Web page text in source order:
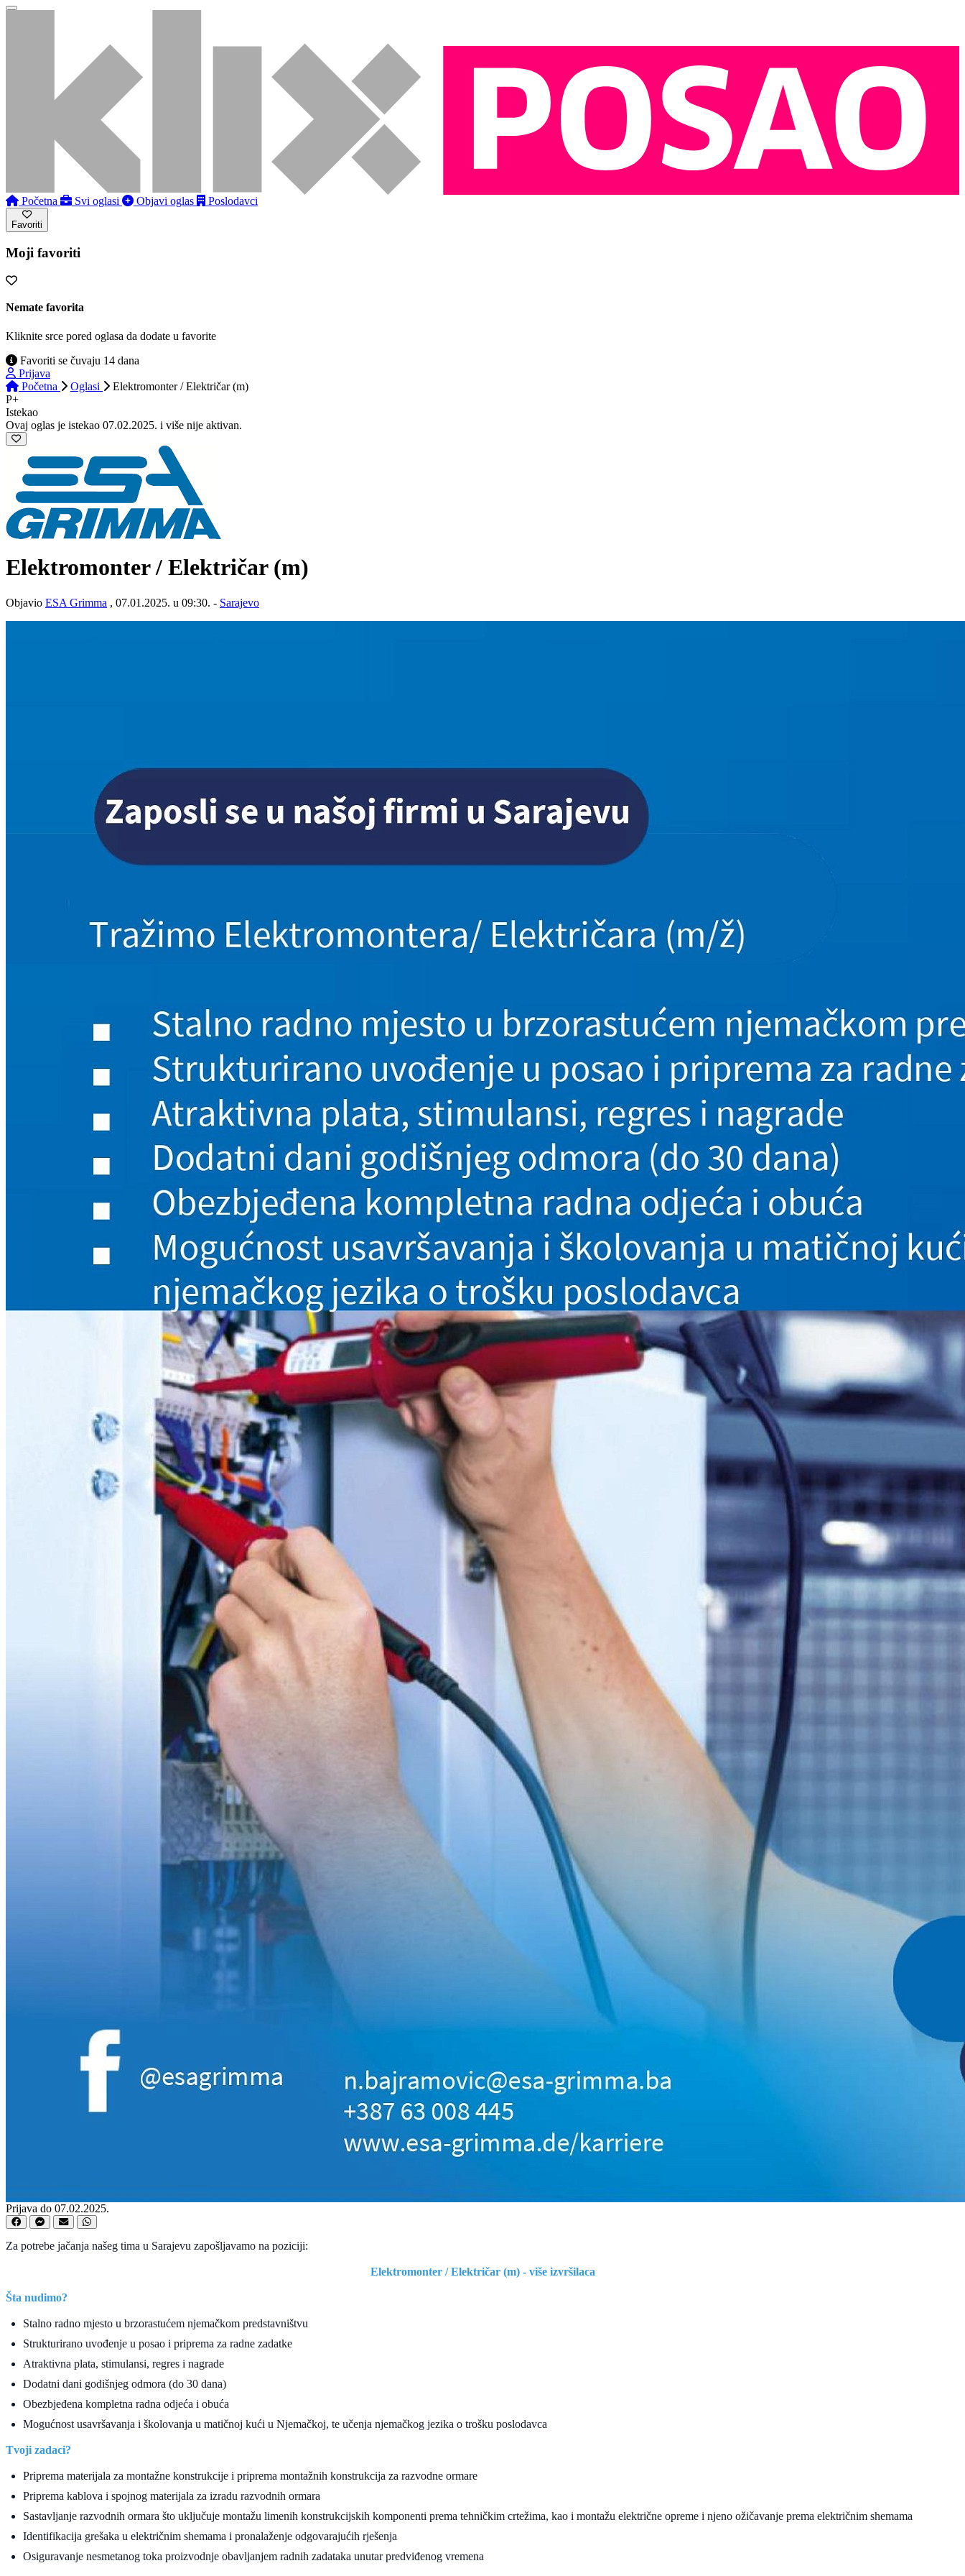
Početna Svi oglasi Objavi oglas Poslodavci
Favoriti
Moji favoriti
Nemate favorita
Kliknite srce pored oglasa da dodate u favorite
Favoriti se čuvaju 14 dana
Prijava
Početna
Oglasi
Elektromonter / Električar (m)
P+
Istekao
Ovaj oglas je istekao 07.02.2025. i više nije aktivan.
Elektromonter / Električar (m)
Objavio ESA Grimma , 07.01.2025. u 09:30. - Sarajevo
Prijava do 07.02.2025.
Za potrebe jačanja našeg tima u Sarajevu zapošljavamo na poziciji:
Elektromonter / Električar (m) - više izvršilaca
Šta nudimo?
Stalno radno mjesto u brzorastućem njemačkom predstavništvu
Strukturirano uvođenje u posao i priprema za radne zadatke
Atraktivna plata, stimulansi, regres i nagrade
Dodatni dani godišnjeg odmora (do 30 dana)
Obezbjeđena kompletna radna odjeća i obuća
Mogućnost usavršavanja i školovanja u matičnoj kući u Njemačkoj, te učenja njemačkog jezika o trošku poslodavca
Tvoji zadaci?
Priprema materijala za montažne konstrukcije i priprema montažnih konstrukcija za razvodne ormare
Priprema kablova i spojnog materijala za izradu razvodnih ormara
Sastavljanje razvodnih ormara što uključuje montažu limenih konstrukcijskih komponenti prema tehničkim crtežima, kao i montažu električne opreme i njeno ožičavanje prema električnim shemama
Identifikacija grešaka u električnim shemama i pronalaženje odgovarajućih rješenja
Osiguravanje nesmetanog toka proizvodnje obavljanjem radnih zadataka unutar predviđenog vremena